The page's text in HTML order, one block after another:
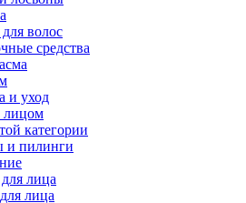
волос
средства
и уход
лицом
категории
и пилинги
лица
лица